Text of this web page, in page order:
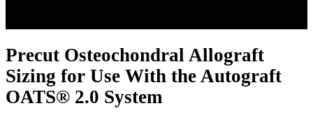
Video
Precut Osteochondral Allograft
Sizing for Use With the Autograft
OATS® 2.0 System